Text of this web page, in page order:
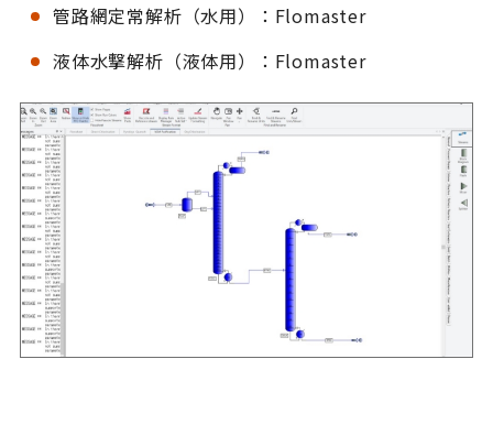
管路網定常解析（水用）：Flomaster
液体水撃解析（液体用）：Flomaster